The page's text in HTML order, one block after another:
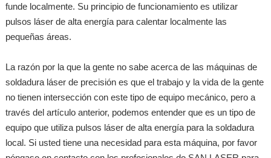
funde localmente. Su principio de funcionamiento es utilizar
pulsos láser de alta energía para calentar localmente las
pequeñas áreas.
La razón por la que la gente no sabe acerca de las máquinas de
soldadura láser de precisión es que el trabajo y la vida de la gente
no tienen intersección con este tipo de equipo mecánico, pero a
través del artículo anterior, podemos entender que es un tipo de
equipo que utiliza pulsos láser de alta energía para la soldadura
local. Si usted tiene una necesidad para esta máquina, por favor